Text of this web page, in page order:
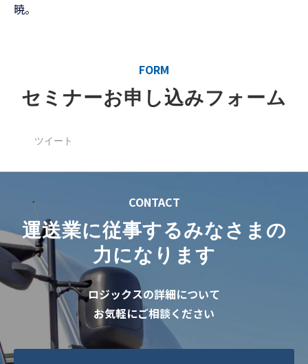
暁。
FORM
セミナーお申し込みフォーム
ツイート
CONTACT
運送業に従事するみなさまの
力になります
ロジックスの詳細について
お気軽にご相談ください